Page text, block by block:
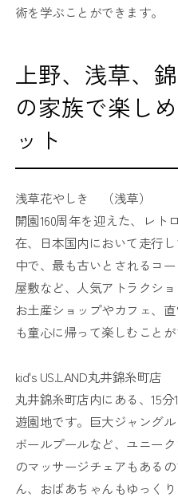
術を学ぶことができます。
上野、浅草、
の家族で楽し
ット
浅草花やしき （浅草）
開園160周年を迎えた、レト
在、日本国内において走行
中で、最も古いとされるコ
屋敷など、人気アトラクシ
お土産ショップやカフェ、
も童心に帰って楽しむことが
kid's US.LAND丸井錦糸町店
丸井錦糸町店内にある、15
遊園地です。巨大ジャング
ボールプールなど、ユニー
のマッサージチェアもある
ん、おばあちゃんもゆっく